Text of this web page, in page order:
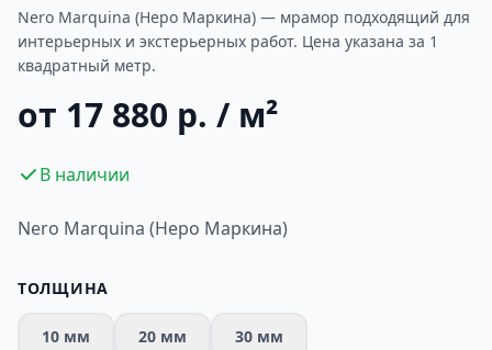
Nero Marquina (Неро Маркина) — мрамор подходящий для
интерьерных и экстерьерных работ. Цена указана за 1
квадратный метр.
от 17 880 р. / м²
В наличии
Nero Marquina (Неро Маркина)
ТОЛЩИНА
10 мм 20 мм 30 мм